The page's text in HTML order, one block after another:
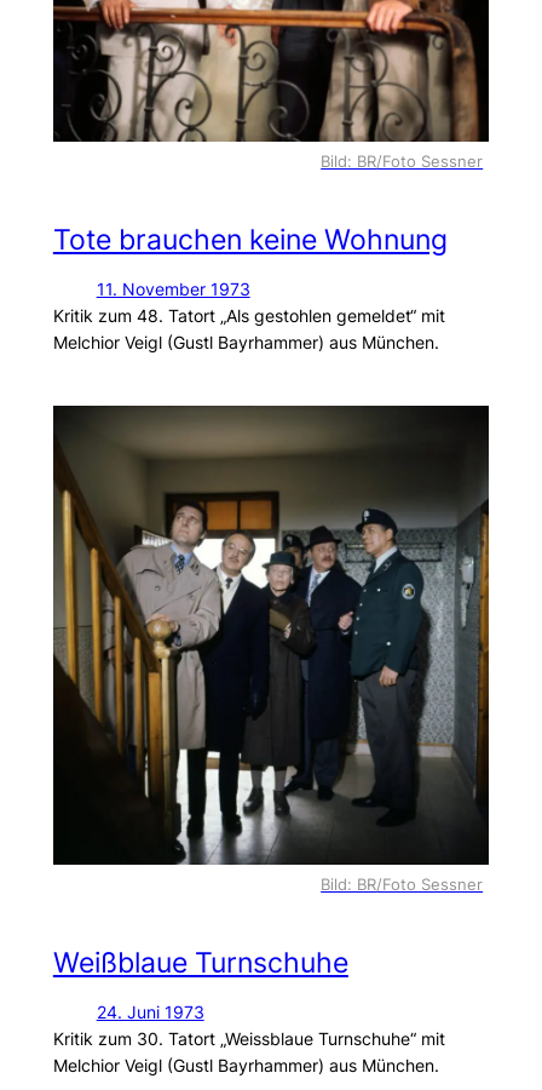
Bild: BR/Foto Sessner
Tote brauchen keine Wohnung
11. November 1973
Kritik zum 48. Tatort „Als gestohlen gemeldet“ mit
Melchior Veigl (Gustl Bayrhammer) aus München.
Bild: BR/Foto Sessner
Weißblaue Turnschuhe
24. Juni 1973
Kritik zum 30. Tatort „Weissblaue Turnschuhe“ mit
Melchior Veigl (Gustl Bayrhammer) aus München.